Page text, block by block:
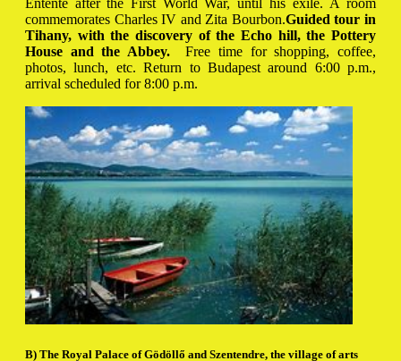
Entente after the First World War, until his exile. A room
commemorates Charles IV and Zita Bourbon.Guided tour in
Tihany, with the discovery of the Echo hill, the Pottery
House and the Abbey.Free time for shopping, coffee,
photos, lunch, etc. Return to Budapest around 6:00 p.m.,
arrival scheduled for 8:00 p.m.
B) The Royal Palace of Gödöllő and Szentendre, the village of arts